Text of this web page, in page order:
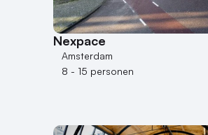
Nexpace
Amsterdam
8 - 15 personen